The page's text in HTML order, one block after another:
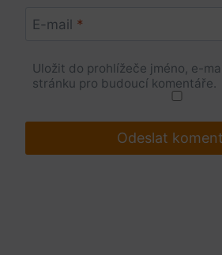
E-mail *
Uložit do prohlížeče jméno, e-
stránku pro budoucí komentáře.